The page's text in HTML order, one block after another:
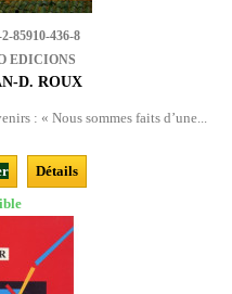
85910-436-8
EDICIONS
D. ROUX
: « Nous sommes faits d’une...
Détails